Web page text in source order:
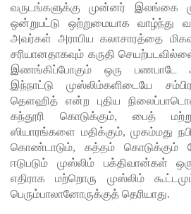
ஊழல்
தடுப்பு
சட்டமூலத்
தில்
மீண்டும்
திருத்தம்!
ஹிருணி
காவின்
வருடங்களுக்கு முன்னர் இலங்கை
ஒன்றுபட்டு ஒற்றுமையாக
அவர்கள் அராபிய கலாசாரத்தை
சரியானதாகவும் கருதி
இணங்கிப்போகும் ஒரு பணபாடே
இந்நாட்டு முஸ்லிம்களிடையே
தெளஹித் என்ற புதிய
கந்தூரி கொடுக்கும், பைத்
ஸியாரங்களை மதிக்கும், முகம்மது
கொண்டாடும், கத்தம் கொடுக்கும்
ஈடுபடும் முஸ்லிம் பக்திவான்கள்
எதிராக மற்றொரு முஸ்லிம்
பெரும்பாலானோருக்குத் தெரியாது.